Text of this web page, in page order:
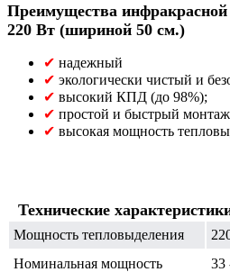
Преимущества
220 Вт (шириной 50 см.)
✔ надежный
✔ экологически чистый и
✔ высокий КПД (до 98%);
✔ простой и быстрый
✔ высокая мощность
Технические
Мощность тепловыделения
Номинальная мощность
33